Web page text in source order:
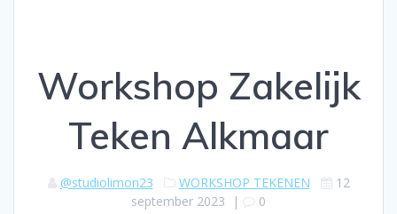
Workshop Zakelijk
Teken Alkmaar
@studiolimon23 WORKSHOP TEKENEN
12
september 2023 | 0